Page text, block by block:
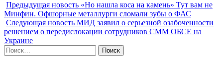
Предыдущая новость «Но нашла коса на камень» Тут вам не
Минфин. Офшорные металлурги сломали зубы о ФАС
Следующая новость МИД заявил о серьезной озабоченности
решением о передислокации сотрудников СММ ОБСЕ на
Украине
Найти: